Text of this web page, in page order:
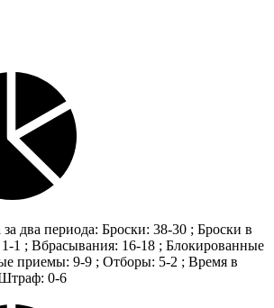
за два периода: Броски: 38-30 ; Броски в
1 ; Вбрасывания: 16-18 ; Блокированные
приемы: 9-9 ; Отборы: 5-2 ; Время в
0-6